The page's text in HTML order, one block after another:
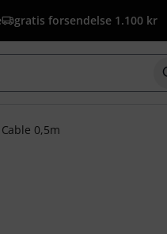
gratis forsendelse 1.100 kr
0,5m